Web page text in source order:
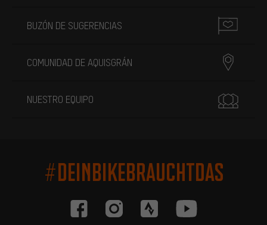
BUZÓN DE SUGERENCIAS
COMUNIDAD DE AQUISGRÁN
NUESTRO EQUIPO
#DEINBIKEBRAUCHTDAS